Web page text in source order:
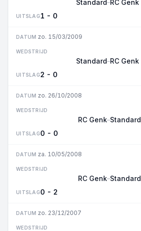
Standard–RC Genk
UITSLAG1 - 0
DATUM zo. 15/03/2009
WEDSTRIJD
Standard–RC Genk
UITSLAG2 - 0
DATUM zo. 26/10/2008
WEDSTRIJD
RC Genk–Standard
UITSLAG0 - 0
DATUM za. 10/05/2008
WEDSTRIJD
RC Genk–Standard
UITSLAG0 - 2
DATUM zo. 23/12/2007
WEDSTRIJD